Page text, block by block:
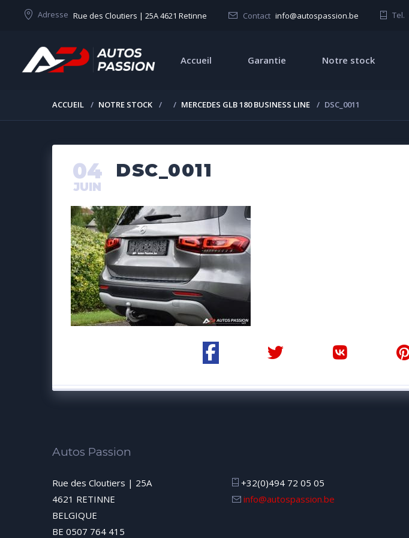
Adresse Rue des Cloutiers | 25A 4621 Retinne Contact info@autospassion.be Tel.
Accueil Garantie Notre stock
ACCUEIL NOTRE STOCK MERCEDES GLB 180 BUSINESS LINE DSC_0011
DSC_0011
04
JUIN
Autos Passion
Rue des Cloutiers | 25A
4621 RETINNE
BELGIQUE
BE 0507 764 415
+32(0)494 72 05 05
info@autospassion.be